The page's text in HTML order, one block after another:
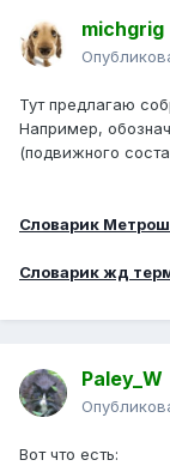
michgrig
Тут предлагаю
Например,
(подвижного
Словарик
Словарик жд
Paley_W
Вот что есть: